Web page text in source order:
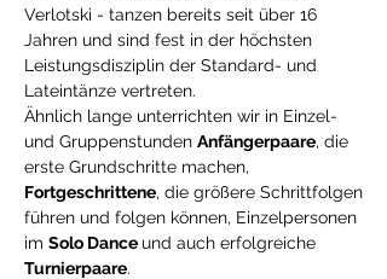
Verlotski - tanzen bereits seit über 16
Jahren und sind fest in der höchsten
Leistungsdisziplin der Standard- und
Lateintänze vertreten.
Ähnlich lange unterrichten wir in Einzel-
und Gruppenstunden Anfängerpaare, die
erste Grundschritte machen,
Fortgeschrittene, die größere Schrittfolgen
führen und folgen können, Einzelpersonen
im Solo Dance und auch erfolgreiche
Turnierpaare.